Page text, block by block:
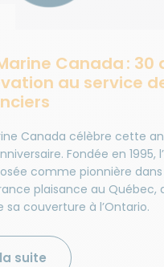
Canada : 30
au service
Canada célèbre cette
Fondée en 1995,
comme pionnière
plaisance au Québec,
sa couverture à l’Ontario.
suite